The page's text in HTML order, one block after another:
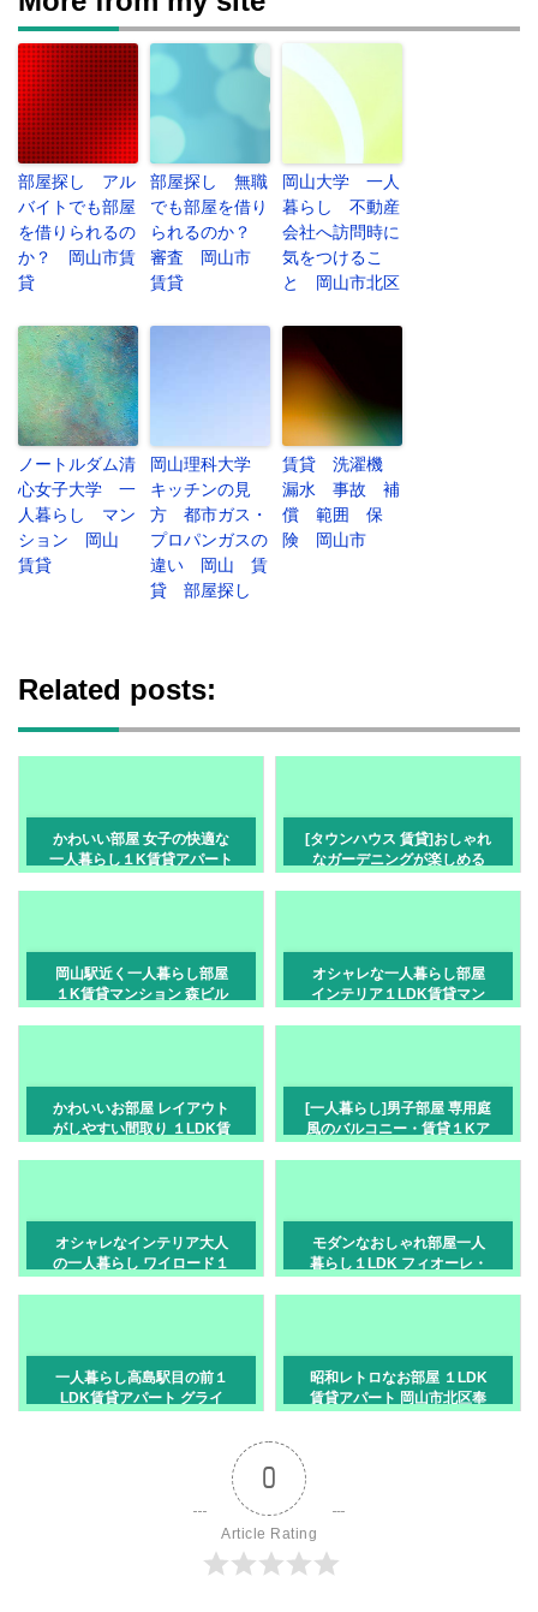
部屋探し アル
バイトでも部屋
を借りられるの
か？ 岡山市賃
貸
部屋探し 無職
でも部屋を借り
られるのか？
審査 岡山市
賃貸
岡山大学 一人
暮らし 不動産
会社へ訪問時に
気をつけるこ
と 岡山市北区
ノートルダム清
心女子大学 一
人暮らし マン
ション 岡山
賃貸
岡山理科大学
キッチンの見
方 都市ガス・
プロパンガスの
違い 岡山 賃
貸 部屋探し
賃貸 洗濯機
漏水 事故 補
償 範囲 保
険 岡山市
Related posts:
かわいい部屋 女子の快適な
一人暮らし１K賃貸アパート
[タウンハウス 賃貸]おしゃれ
なガーデニングが楽しめる
岡山駅近く一人暮らし部屋
１K賃貸マンション 森ビル
オシャレな一人暮らし部屋
インテリア１LDK賃貸マン
かわいいお部屋 レイアウト
がしやすい間取り １LDK賃
[一人暮らし]男子部屋 専用庭
風のバルコニー・賃貸１Kア
オシャレなインテリア大人
の一人暮らし ワイロード１
モダンなおしゃれ部屋一人
暮らし１LDK フィオーレ・
一人暮らし高島駅目の前１
LDK賃貸アパート グライ
昭和レトロなお部屋 １LDK
賃貸アパート 岡山市北区奉
0
Article Rating